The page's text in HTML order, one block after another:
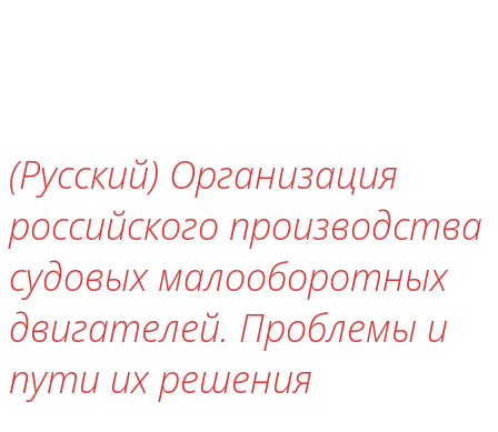
(Русский) Организация
российского производства
судовых малооборотных
двигателей. Проблемы и
пути их решения